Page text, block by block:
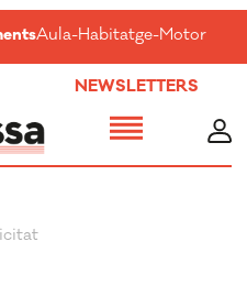
Aula-Habitatge-Motor-
NEWSLETTERS